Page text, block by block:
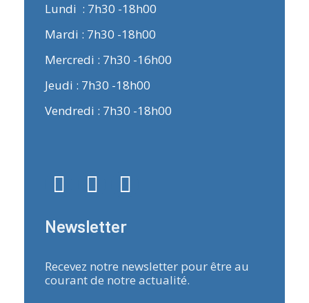
Lundi : 7h30 -18h00
Mardi : 7h30 -18h00
Mercredi : 7h30 -16h00
Jeudi : 7h30 -18h00
Vendredi : 7h30 -18h00
Newsletter
Recevez notre newsletter pour être au
courant de notre actualité.